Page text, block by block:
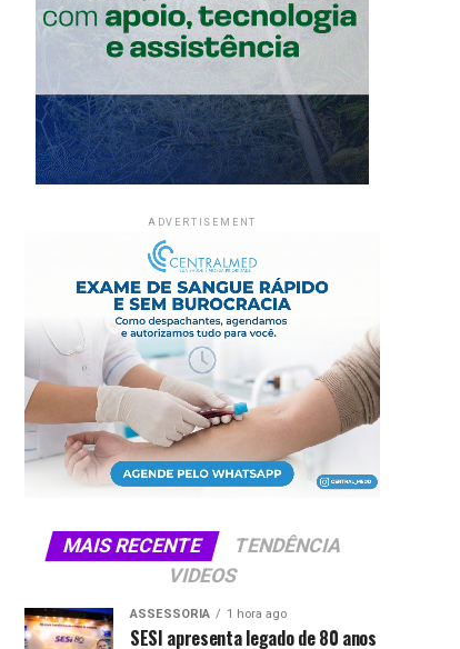
ADVERTISEMENT
MAIS RECENTE
TENDÊNCIA
VIDEOS
ASSESSORIA 1 hora ago
SESI apresenta legado de 80 anos